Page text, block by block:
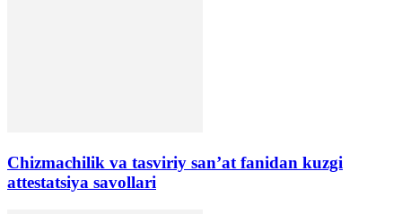
Chizmachilik va tasviriy san’at fanidan kuzgi
attestatsiya savollari